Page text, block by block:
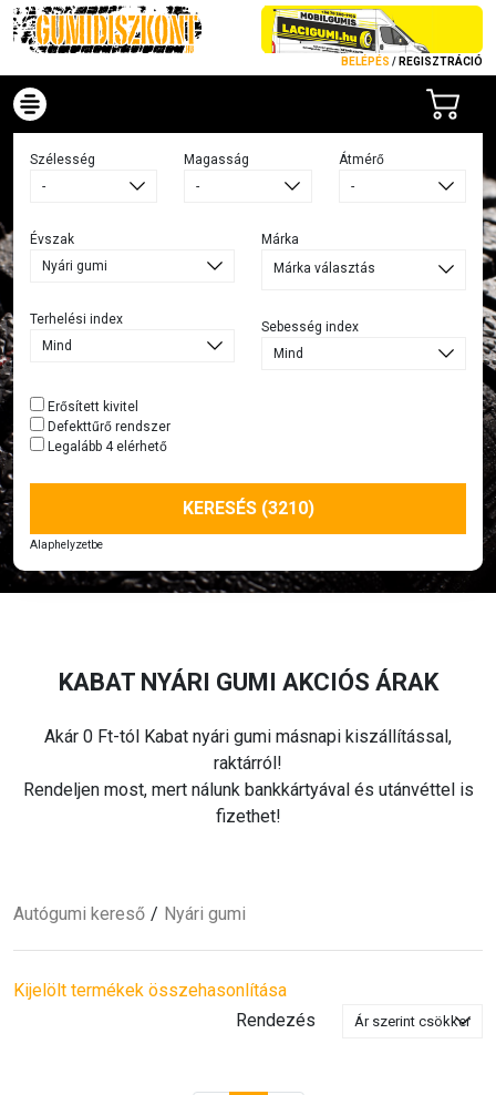
BELÉPÉS / REGISZTRÁCIÓ
Szélesség Magasság Átmérő
Évszak
Terhelési index
Márka
Márka választás
Sebesség index
Erősített kivitel
Defekttűrő rendszer
Legalább 4 elérhető
KERESÉS (3210)
Alaphelyzetbe
KABAT NYÁRI GUMI AKCIÓS ÁRAK
Akár 0 Ft-tól Kabat nyári gumi másnapi kiszállítással,
raktárról!
Rendeljen most, mert nálunk bankkártyával és utánvéttel is
fizethet!
Autógumi kereső Nyári gumi
Kijelölt termékek összehasonlítása
Rendezés